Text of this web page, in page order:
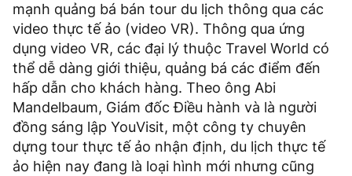
mạnh quảng bá bán tour du lịch thông qua các
video thực tế ảo (video VR). Thông qua ứng
dụng video VR, các đại lý thuộc Travel World có
thể dễ dàng giới thiệu, quảng bá các điểm đến
hấp dẫn cho khách hàng. Theo ông Abi
Mandelbaum, Giám đốc Điều hành và là người
đồng sáng lập YouVisit, một công ty chuyên
dựng tour thực tế ảo nhận định, du lịch thực tế
ảo hiện nay đang là loại hình mới nhưng cũng